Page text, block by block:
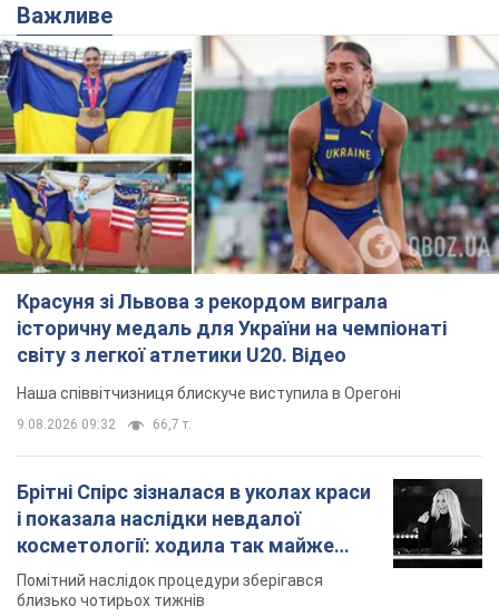
Важливе
Красуня зі Львова з рекордом виграла
історичну медаль для України на чемпіонаті
світу з легкої атлетики U20. Відео
Наша співвітчизниця блискуче виступила в Орегоні
9.08.2026 09:32 66,7 т.
Брітні Спірс зізналася в уколах краси
і показала наслідки невдалої
косметології: ходила так майже
місяць
Помітний наслідок процедури зберігався
близько чотирьох тижнів